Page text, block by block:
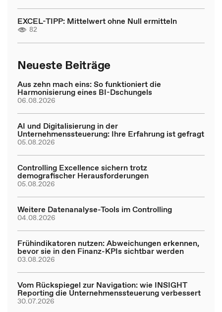
EXCEL-TIPP: Mittelwert ohne Null ermitteln
82
Neueste Beiträge
Aus zehn mach eins: So funktioniert die
Harmonisierung eines BI-Dschungels
06.08.2026
AI und Digitalisierung in der
Unternehmenssteuerung: Ihre Erfahrung ist gefragt
05.08.2026
Controlling Excellence sichern trotz
demografischer Herausforderungen
05.08.2026
Weitere Datenanalyse-Tools im Controlling
04.08.2026
Frühindikatoren nutzen: Abweichungen erkennen,
bevor sie in den Finanz-KPIs sichtbar werden
03.08.2026
Vom Rückspiegel zur Navigation: wie INSIGHT
Reporting die Unternehmenssteuerung verbessert
30.07.2026